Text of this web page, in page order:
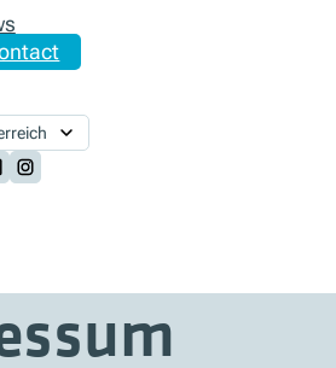
Github
us on Youtube
us on LinkedIn
Follow us on Instagram